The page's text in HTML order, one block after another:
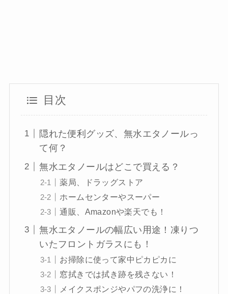
目次
隠れた便利グッズ、無水エタノールっ
て何？
無水エタノールはどこで買える？
薬局、ドラッグストア
ホームセンターやスーパー
通販、Amazonや楽天でも！
無水エタノールの幅広い用途！凍りつ
いたフロントガラスにも！
お掃除に使って家中ピカピカに
窓拭きでは拭き跡を残さない！
メイクスポンジやパフの洗浄に！